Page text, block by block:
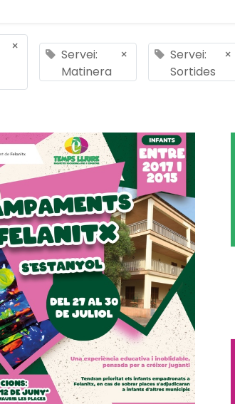
×
Servei:
Matinera
×
Servei:
Sortides
×